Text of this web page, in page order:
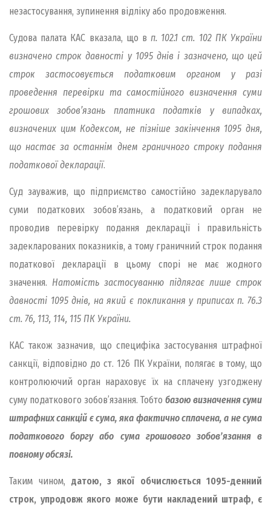
незастосування, зупинення відліку або продовження.
Судова палата КАС вказала, що вп. 102.1 ст. 102 ПК України
визначено строк давності у 1095 днів і зазначено, що цей
строк застосовується податковим органом у разі
проведення перевірки та самостійного визначення суми
грошових зобов’язань платника податків у випадках,
визначених цим Кодексом, не пізніше закінчення 1095 дня,
що настає за останнім днем граничного строку подання
податкової декларації.
Суд зауважив, що підприємство самостійно задекларувало
суми податкових зобов’язань, а податковий орган не
проводив перевірку подання декларації і правильність
задекларованих показників, а тому граничний строк подання
податкової декларації в цьому спорі не має жодного
значення. Натомість застосуванню підлягає лише строк
давності 1095 днів, на який є покликання у приписах п. 76.3
ст. 76, 113, 114, 115 ПК України.
КАС також зазначив, що специфіка застосування штрафної
санкції, відповідно до ст. 126 ПК України, полягає в тому, що
контролюючий орган нараховує їх на сплачену узгоджену
суму податкового зобов’язання. Тобто базою визначення суми
штрафних санкцій є сума, яка фактично сплачена, а не сума
податкового боргу або сума грошового зобов’язання в
повному обсязі.
Таким чином, датою, з якої обчислюється 1095-денний
строк, упродовж якого може бути накладений штраф, є